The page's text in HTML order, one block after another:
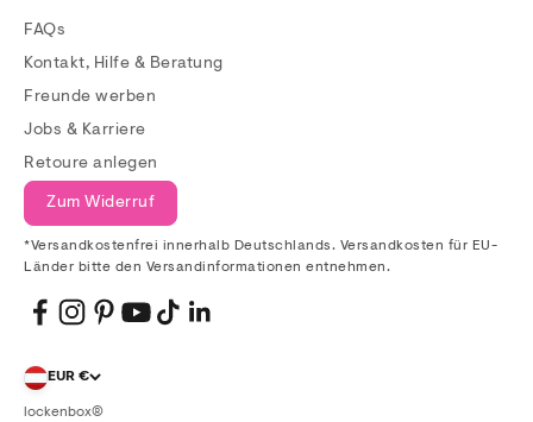
FAQs
Kontakt, Hilfe & Beratung
Freunde werben
Jobs & Karriere
Retoure anlegen
Zum Widerruf
*Versandkostenfrei innerhalb Deutschlands. Versandkosten für EU-
Länder bitte den Versandinformationen entnehmen.
EUR €
lockenbox®